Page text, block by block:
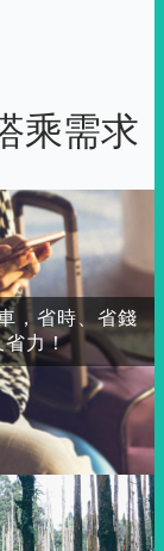
乘需求
，省時、省錢
省力！